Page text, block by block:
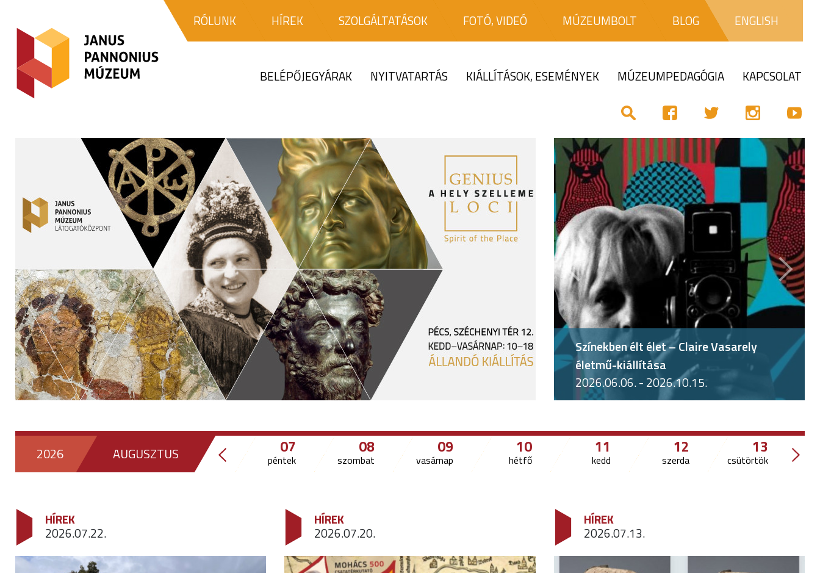
RÓLUNK HÍREK SZOLGÁLTATÁSOK FOTÓ, VIDEÓ MÚZEUMBOLT BLOG ENGLISH
BELÉPŐJEGYÁRAK NYITVATARTÁS KIÁLLÍTÁSOK, ESEMÉNYEK MÚZEUMPEDAGÓGIA KAPCSOLAT
A hely szelleme – Genius Loci
2024.11.16. - 2034.11.15.
Előző
2026 AUGUSZTUS 07
péntek
08
szombat
09
vasárnap
10
hétfő
11
kedd
12
szerda
13
csütörtök
HÍREK
2026.07.22.
HÍREK
2026.07.20.
HÍREK
2026.07.13.